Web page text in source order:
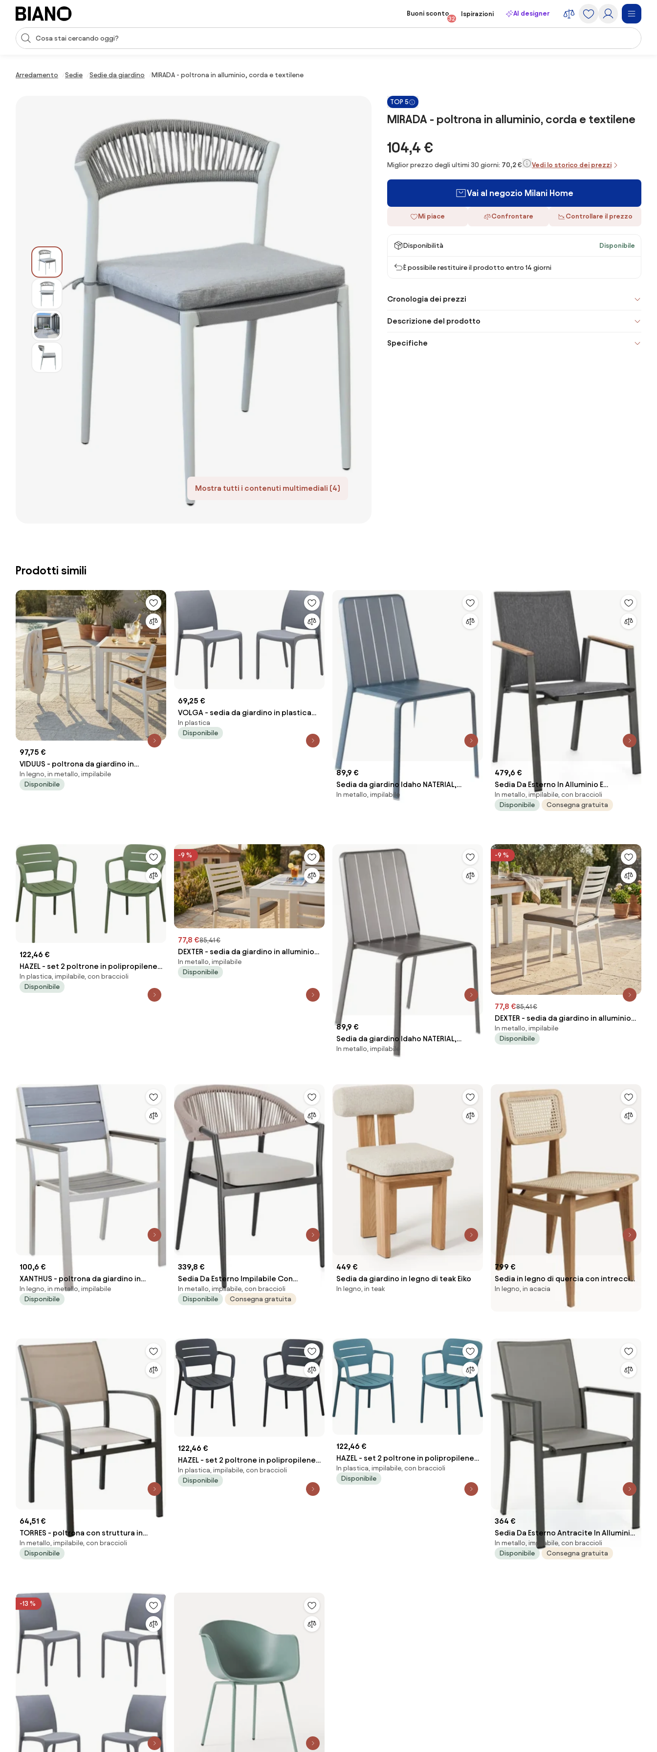
Salta la navigazione, vai al contenuto
Input della ricerca
Buoni sconto
32
Ispirazioni AI designer
Arredamento Sedie Sedie da giardino MIRADA - poltrona in alluminio, corda e textilene
Mostra tutti i contenuti multimediali (4)
TOP 5
MIRADA - poltrona in alluminio, corda e textilene
104,4 €
Miglior prezzo degli ultimi 30 giorni: 70,2 € Vedi lo storico dei prezzi
Vai al negozio Milani Home
Mi piace Confrontare Controllare il prezzo
Disponibilità Disponibile
È possibile restituire il prodotto entro 14 giorni
Cronologia dei prezzi
Descrizione del prodotto
Specifiche
Prodotti simili
97,75 €
VIDUUS - poltrona da giardino in
alluminio e polywood impilabile
In legno, in metallo, impilabile
Disponibile
69,25 €
VOLGA - sedia da giardino in plastica
set da 2
In plastica
Disponibile
89,9 €
Sedia da giardino Idaho NATERIAL,
struttura e seduta in alluminio blu
In metallo, impilabile
479,6 €
Sedia Da Esterno In Alluminio E
Textilene Con Braccioli Cameron
Antracite Bizzotto
In metallo, impilabile, con braccioli
Disponibile
Consegna gratuita
122,46 €
HAZEL - set 2 poltrone in polipropilene
impilabili
In plastica, impilabile, con braccioli
Disponibile
-9 %
77,8 €85,41 €
DEXTER - sedia da giardino in alluminio
impilabile con cuscino
In metallo, impilabile
Disponibile
89,9 €
Sedia da giardino Idaho NATERIAL,
struttura in alluminio grigio, seduta in
In metallo, impilabile
-9 %
77,8 €85,41 €
DEXTER - sedia da giardino in alluminio
impilabile con cuscino
In metallo, impilabile
Disponibile
100,6 €
XANTHUS - poltrona da giardino in
alluminio e polywood impilabile
In legno, in metallo, impilabile
Disponibile
339,8 €
Sedia Da Esterno Impilabile Con
Braccioli In Alluminio E Corda Millor
Antracite E Khaki Bizzotto
In metallo, impilabile, con braccioli
Disponibile
Consegna gratuita
449 €
Sedia da giardino in legno di teak Eiko
In legno, in teak
799 €
Sedia in legno di quercia con intreccio
viennese C-Chair
In legno, in acacia
64,51 €
TORRES - poltrona con struttura in
alluminio verniciato bianco, antracite,
taupe o tortora
In metallo, impilabile, con braccioli
Disponibile
122,46 €
HAZEL - set 2 poltrone in polipropilene
impilabili
In plastica, impilabile, con braccioli
Disponibile
122,46 €
HAZEL - set 2 poltrone in polipropilene
impilabili
In plastica, impilabile, con braccioli
Disponibile
364 €
Sedia Da Esterno Antracite In Alluminio
E Textilene Con Braccioli Konnor
Bizzotto
In metallo, impilabile, con braccioli
Disponibile
Consegna gratuita
-13 %